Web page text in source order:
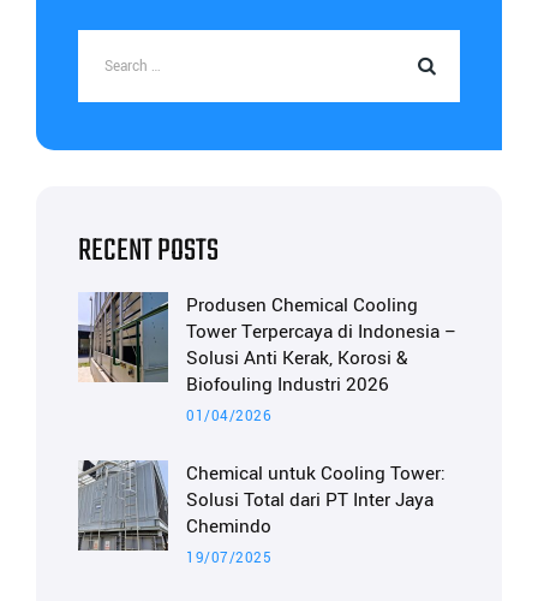
RECENT POSTS
Produsen Chemical Cooling
Tower Terpercaya di Indonesia –
Solusi Anti Kerak, Korosi &
Biofouling Industri 2026
01/04/2026
Chemical untuk Cooling Tower:
Solusi Total dari PT Inter Jaya
Chemindo
19/07/2025